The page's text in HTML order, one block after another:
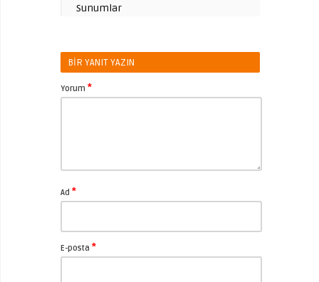
Sunumlar
BIR YANIT YAZIN
Yorum *
Ad *
E-posta *